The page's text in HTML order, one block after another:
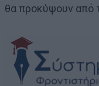
θα προκύψουν από